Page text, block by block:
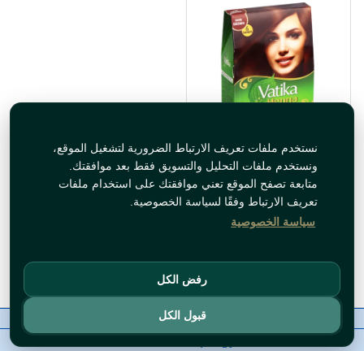
نستخدم ملفات تعريف الارتباط الضرورية لتشغيل الموقع،
ونستخدم ملفات التحليل والتسويق فقط بعد موافقتك.
متابعة تصفح الموقع تعني موافقتك على استخدام ملفات
تعريف الارتباط وفقًا لسياسة الخصوصية.
سياسة الخصوصية
رفض الكل
قبول الكل
حنا لون بني غامق فاتيكا
متوفر حاليا
أضف للسلة